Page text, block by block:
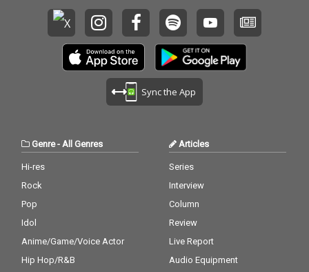
今作からよりコアな世
界観の追求のためイン
ディーレベルDOBEATU
から離れ個人制作に戻
詞は2017年に当時福岡
在住のイトオミカ自身
によって書かれた。当
家の卵である彼氏が、
韓国人の友達のバイク
の後ろに乗って近所を
を着想に書かれた半分
ンジン音は覚えている
よ"というのは本当で、
今作からよりコアな世
界観の追求のためイン
ディーレベルDOBEATU
から離れ個人制作に戻
った。 ー楽曲解説ー 歌
詞は2017年に当時福岡
在住のイトオミカ自身
によって書かれた。当
家の卵である彼氏が、
韓国人の友達のバイク
の後ろに乗って近所を
を着想に書かれた半分
ノンフィクション半分
ノンフィクションのス
ンジン音は覚えている
よ"というのは本当で、
Sync the App
Genre- All Genres
Hi-res
Rock
Pop
Idol
Anime/Game/Voice Actor
Hip Hop/R&B
Articles
Series
Interview
Column
Review
Live Report
Audio Equipment